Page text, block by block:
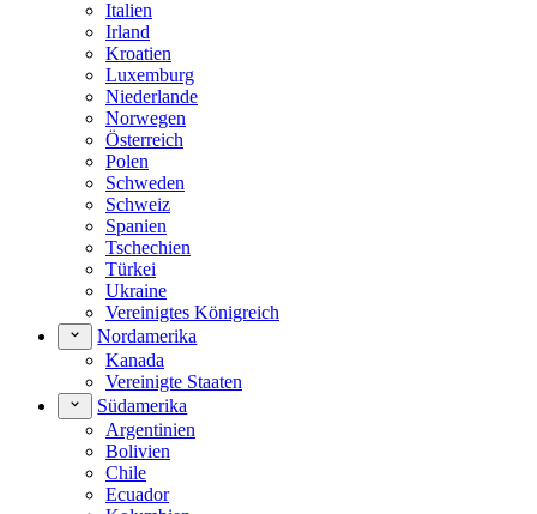
Italien
Irland
Kroatien
Luxemburg
Niederlande
Norwegen
Österreich
Polen
Schweden
Schweiz
Spanien
Tschechien
Türkei
Ukraine
Vereinigtes Königreich
Nordamerika
Kanada
Vereinigte Staaten
Südamerika
Argentinien
Bolivien
Chile
Ecuador